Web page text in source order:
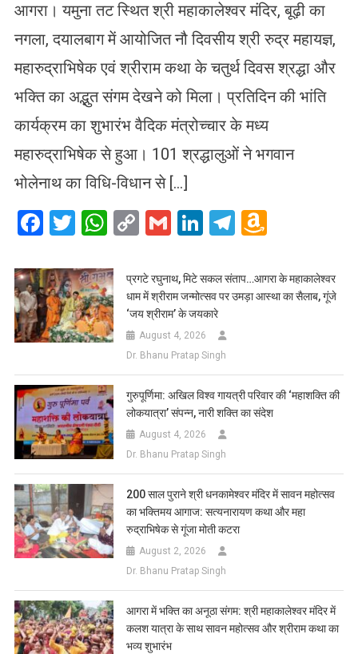
आगरा। यमुना तट स्थित श्री महाकालेश्वर मंदिर, बूढ़ी का
नगला, दयालबाग में आयोजित नौ दिवसीय श्री रुद्र महायज्ञ,
महारुद्राभिषेक एवं श्रीराम कथा के चतुर्थ दिवस श्रद्धा और
भक्ति का अद्भुत संगम देखने को मिला। प्रतिदिन की भांति
कार्यक्रम का शुभारंभ वैदिक मंत्रोच्चार के मध्य
महारुद्राभिषेक से हुआ। 101 श्रद्धालुओं ने भगवान
भोलेनाथ का विधि-विधान से […]
Facebook
Twitter
WhatsApp
CopyGmailLinkedIn
Telegram
List
प्रगटे रघुनाथ, मिटे सकल संताप…आगरा के महाकालेश्वर
धाम में श्रीराम जन्मोत्सव पर उमड़ा आस्था का सैलाब, गूंजे
‘जय श्रीराम’ के जयकारे
August 4, 2026
Dr. Bhanu Pratap Singh
गुरुपूर्णिमा: अखिल विश्व गायत्री परिवार की ‘महाशक्ति की
लोकयात्रा’ संपन्न, नारी शक्ति का संदेश
August 4, 2026
Dr. Bhanu Pratap Singh
200 साल पुराने श्री धनकामेश्वर मंदिर में सावन महोत्सव
का भक्तिमय आगाज: सत्यनारायण कथा और महा
रुद्राभिषेक से गूंजा मोती कटरा
August 2, 2026
Dr. Bhanu Pratap Singh
आगरा में भक्ति का अनूठा संगम: श्री महाकालेश्वर मंदिर में
कलश यात्रा के साथ सावन महोत्सव और श्रीराम कथा का
भव्य शुभारंभ